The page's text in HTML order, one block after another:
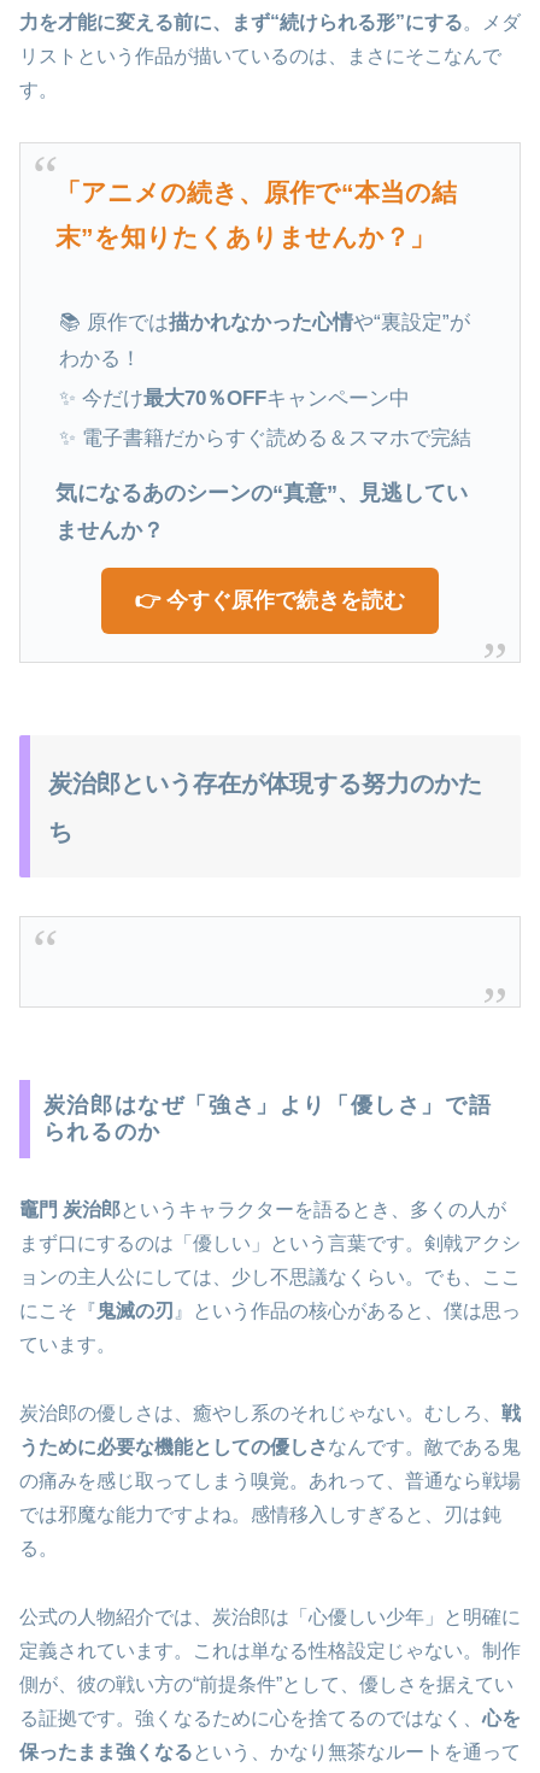
力を才能に変える前に、まず“続けられる形”にする。メダ
リストという作品が描いているのは、まさにそこなんで
す。
「アニメの続き、原作で“本当の結
末”を知りたくありませんか？」
📚 原作では描かれなかった心情や“裏設定”が
わかる！
✨ 今だけ最大70％OFFキャンペーン中
✨ 電子書籍だからすぐ読める＆スマホで完結
気になるあのシーンの“真意”、見逃してい
ませんか？
👉 今すぐ原作で続きを読む
炭治郎という存在が体現する努力のかた
ち
炭治郎はなぜ「強さ」より「優しさ」で語
られるのか
竈門 炭治郎というキャラクターを語るとき、多くの人が
まず口にするのは「優しい」という言葉です。剣戟アクシ
ョンの主人公にしては、少し不思議なくらい。でも、ここ
にこそ『鬼滅の刃 』という作品の核心があると、僕は思っ
ています。
炭治郎の優しさは、癒やし系のそれじゃない。むしろ、 戦
うために必要な機能としての優しさなんです。敵である鬼
の痛みを感じ取ってしまう嗅覚。あれって、普通なら戦場
では邪魔な能力ですよね。感情移入しすぎると、刃は鈍
る。
公式の人物紹介では、炭治郎は「心優しい少年」と明確に
定義されています。これは単なる性格設定じゃない。制作
側が、彼の戦い方の“前提条件”として、優しさを据えてい
る証拠です。強くなるために心を捨てるのではなく、心を
保ったまま強くなる という、かなり無茶なルートを通って